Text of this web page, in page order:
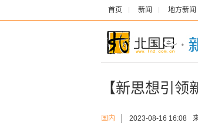
首页 新闻 地方新闻
【新思想引
国内 2023-08-16 16:08